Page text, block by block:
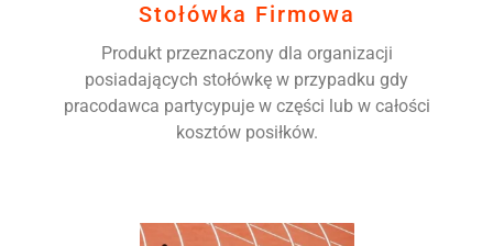
Stołówka Firmowa
Produkt przeznaczony dla organizacji
posiadających stołówkę w przypadku gdy
pracodawca partycypuje w części lub w całości
kosztów posiłków.